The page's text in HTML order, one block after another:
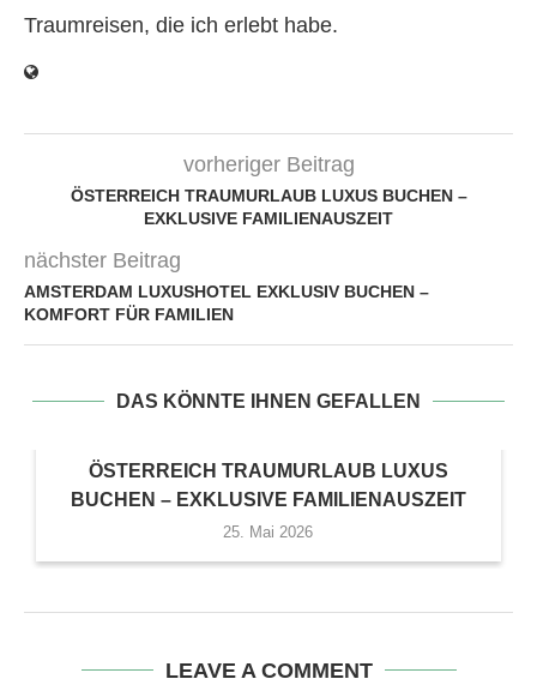
Traumreisen, die ich erlebt habe.
vorheriger Beitrag
ÖSTERREICH TRAUMURLAUB LUXUS BUCHEN –
EXKLUSIVE FAMILIENAUSZEIT
nächster Beitrag
AMSTERDAM LUXUSHOTEL EXKLUSIV BUCHEN –
KOMFORT FÜR FAMILIEN
DAS KÖNNTE IHNEN GEFALLEN
ÖSTERREICH TRAUMURLAUB LUXUS
BUCHEN – EXKLUSIVE FAMILIENAUSZEIT
25. Mai 2026
LEAVE A COMMENT